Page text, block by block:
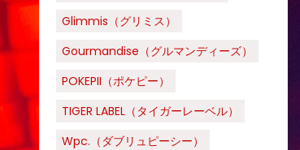
Glimmis（グリミス）
Gourmandise（グルマンディーズ）
POKEPII（ポケピー）
TIGER LABEL（タイガーレーベル）
Wpc.（ダブリュピーシー）